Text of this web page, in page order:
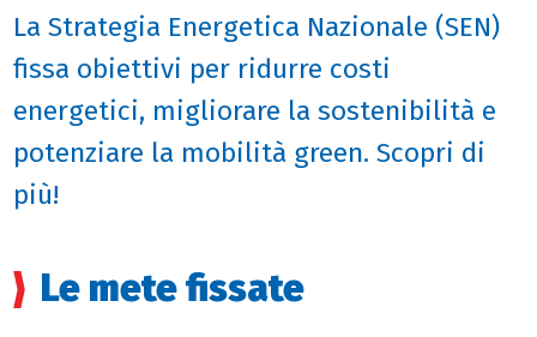
La Strategia Energetica Nazionale (SEN)
fissa obiettivi per ridurre costi
energetici, migliorare la sostenibilità e
potenziare la mobilità green. Scopri di
più!
Le mete fissate